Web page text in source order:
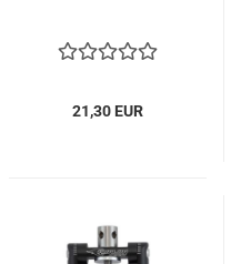
21,30 EUR